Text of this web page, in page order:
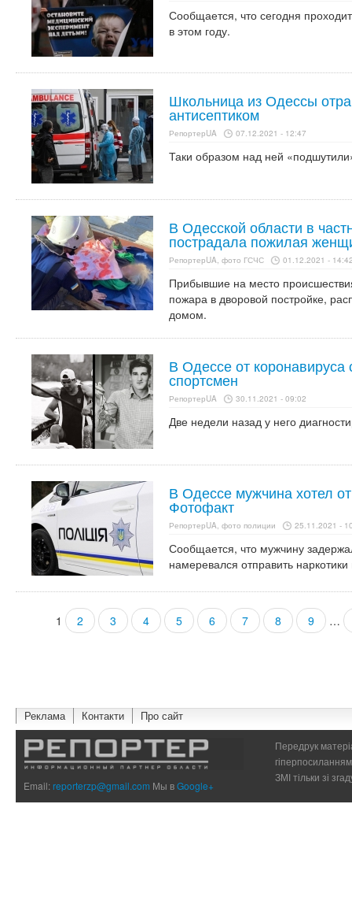
Сообщается, что сегодня
в этом году.
Школьница из Одессы
антисептиком
РепортерUA 07.12.2021 - 12:47
Таки образом над ней
В Одесской области в
пострадала пожилая
РепортерUA, фото ГСЧС 01.12.2021 -
Прибывшие на место
пожара в дворовой постройке,
домом.
В Одессе от коронавируса
спортсмен
РепортерUA 30.11.2021 - 09:02
Две недели назад у него
В Одессе мужчина хотел
Фотофакт
РепортерUA, фото полиции 25.11.2021 -
Сообщается, что мужчину
намеревался отправить
Страницы
1 2 3 4 5 6 7 8 9 …
Реклама Контакти Про сайт
Email:reporterzp@gmail.com Мы вGoogle+
Передрук
ЗМІ тільки зі